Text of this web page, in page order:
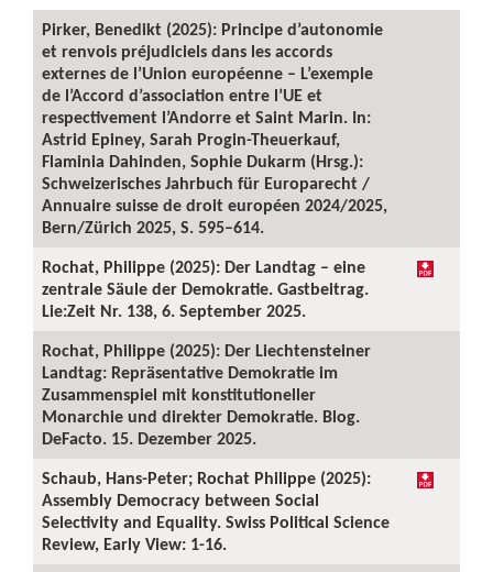
Pirker, Benedikt (2025): Principe d’autonomie
et renvois préjudiciels dans les accords
externes de l’Union européenne – L’exemple
de l’Accord d’association entre l’UE et
respectivement l’Andorre et Saint Marin. In:
Astrid Epiney, Sarah Progin-Theuerkauf,
Flaminia Dahinden, Sophie Dukarm (Hrsg.):
Schweizerisches Jahrbuch für Europarecht /
Annuaire suisse de droit européen 2024/2025,
Bern/Zürich 2025, S. 595–614.
Rochat, Philippe (2025): Der Landtag – eine
zentrale Säule der Demokratie. Gastbeitrag.
Lie:Zeit Nr. 138, 6. September 2025.
Rochat, Philippe (2025): Der Liechtensteiner
Landtag: Repräsentative Demokratie im
Zusammenspiel mit konstitutioneller
Monarchie und direkter Demokratie. Blog.
DeFacto. 15. Dezember 2025.
Schaub, Hans-Peter; Rochat Philippe (2025):
Assembly Democracy between Social
Selectivity and Equality. Swiss Political Science
Review, Early View: 1-16.